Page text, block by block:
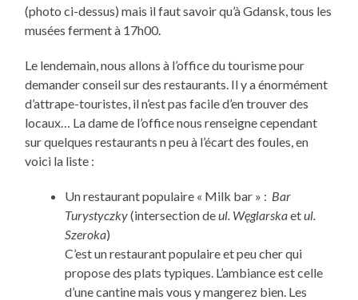
(photo ci-dessus) mais il faut savoir qu’à Gdansk, tous les
musées ferment à 17h00.
Le lendemain, nous allons à l’office du tourisme pour
demander conseil sur des restaurants. Il y a énormément
d’attrape-touristes, il n’est pas facile d’en trouver des
locaux… La dame de l’office nous renseigne cependant
sur quelques restaurants n peu à l’écart des foules, en
voici la liste :
Un restaurant populaire « Milk bar » : Bar
Turystyczky(intersection deul. Węglarskaetul.
Szeroka)
C’est un restaurant populaire et peu cher qui
propose des plats typiques. L’ambiance est celle
d’une cantine mais vous y mangerez bien. Les